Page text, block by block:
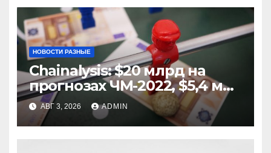
НОВОСТИ РАЗНЫЕ
Chainalysis: $20 млрд на
прогнозах ЧМ-2022, $5,4 млн
из них незаконные
АВГ 3, 2026 ADMIN